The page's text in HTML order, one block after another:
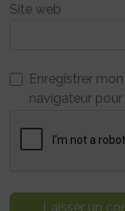
Site web
Enregistrer
navigateur